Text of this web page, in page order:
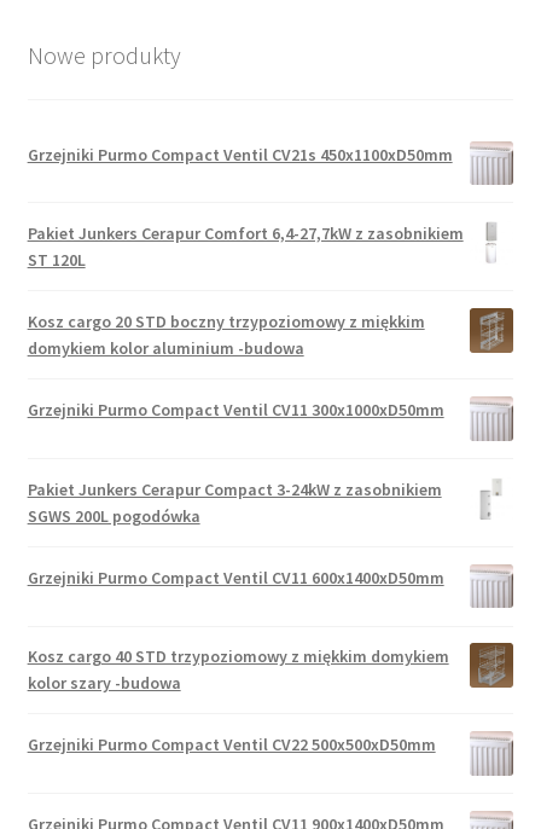
Nowe produkty
Grzejniki Purmo Compact Ventil CV21s 450x1100xD50mm
Pakiet Junkers Cerapur Comfort 6,4-27,7kW z zasobnikiem
ST 120L
Kosz cargo 20 STD boczny trzypoziomowy z miękkim
domykiem kolor aluminium -budowa
Grzejniki Purmo Compact Ventil CV11 300x1000xD50mm
Pakiet Junkers Cerapur Compact 3-24kW z zasobnikiem
SGWS 200L pogodówka
Grzejniki Purmo Compact Ventil CV11 600x1400xD50mm
Kosz cargo 40 STD trzypoziomowy z miękkim domykiem
kolor szary -budowa
Grzejniki Purmo Compact Ventil CV22 500x500xD50mm
Grzejniki Purmo Compact Ventil CV11 900x1400xD50mm